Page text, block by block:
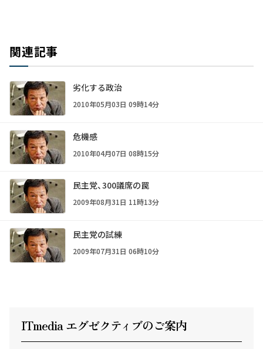
関連記事
劣化する政治
2010年05月03日 09時14分
危機感
2010年04月07日 08時15分
民主党、300議席の罠
2009年08月31日 11時13分
民主党の試練
2009年07月31日 06時10分
ITmedia エグゼクティ ブのご案内